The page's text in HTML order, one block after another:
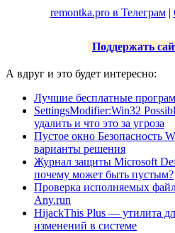
remontka.pro в Телеграм|
Поддержать
А вдруг и это будет интересно:
Лучшие бесплатные
SettingsModifier:Win32
удалить и что это за угроза
Пустое окно Безопасность
варианты решения
Журнал защиты Microsoft
почему может быть пустым?
Проверка исполняемых
Any.run
HijackThis Plus — утилита
изменений в системе